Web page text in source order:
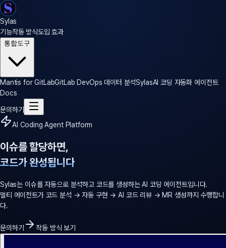
Sylas
기능작동 방식도입 효과
통합도구
Mantis for GitLabGitLab DevOps 데이터 분석SylasAI 코딩 자동화 에이전트
Docs
문의하기
AI Coding Agent Platform
이슈를 할당하면,
코드가 완성됩니다
Sylas는 이슈를 자동으로 분석하고 코드를 생성하는 AI 코딩 에이전트입니다.
멀티 에이전트가 코드 분석 → 자동 구현 → AI 코드 리뷰 → MR 생성까지 수행합니
다.
문의하기 작동 방식 보기